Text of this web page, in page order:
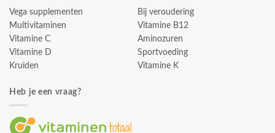
Vega supplementen
Multivitaminen
Vitamine C
Vitamine D
Kruiden
Bij veroudering
Vitamine B12
Aminozuren
Sportvoeding
Vitamine K
Heb je een vraag?